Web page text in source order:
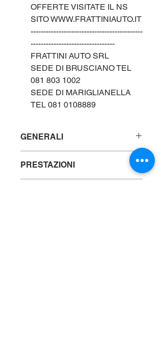
OFFERTE VISITATE IL NS
SITO WWW.FRATTINIAUTO.IT
--------------------------------------------
---------------------------------
FRATTINI AUTO SRL
SEDE DI BRUSCIANO TEL
081 803 1002
SEDE DI MARIGLIANELLA
TEL 081 0108889
GENERALI
Modello: 208 1.2cc
75cv "PURETECH"
PRESTAZIONI